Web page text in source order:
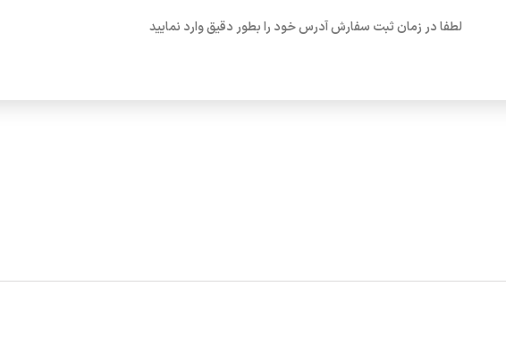
لطفا در زمان ثبت سفارش آدرس خود را بطور دقیق وارد نمایید